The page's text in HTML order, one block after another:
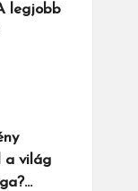
legjobb
a világ